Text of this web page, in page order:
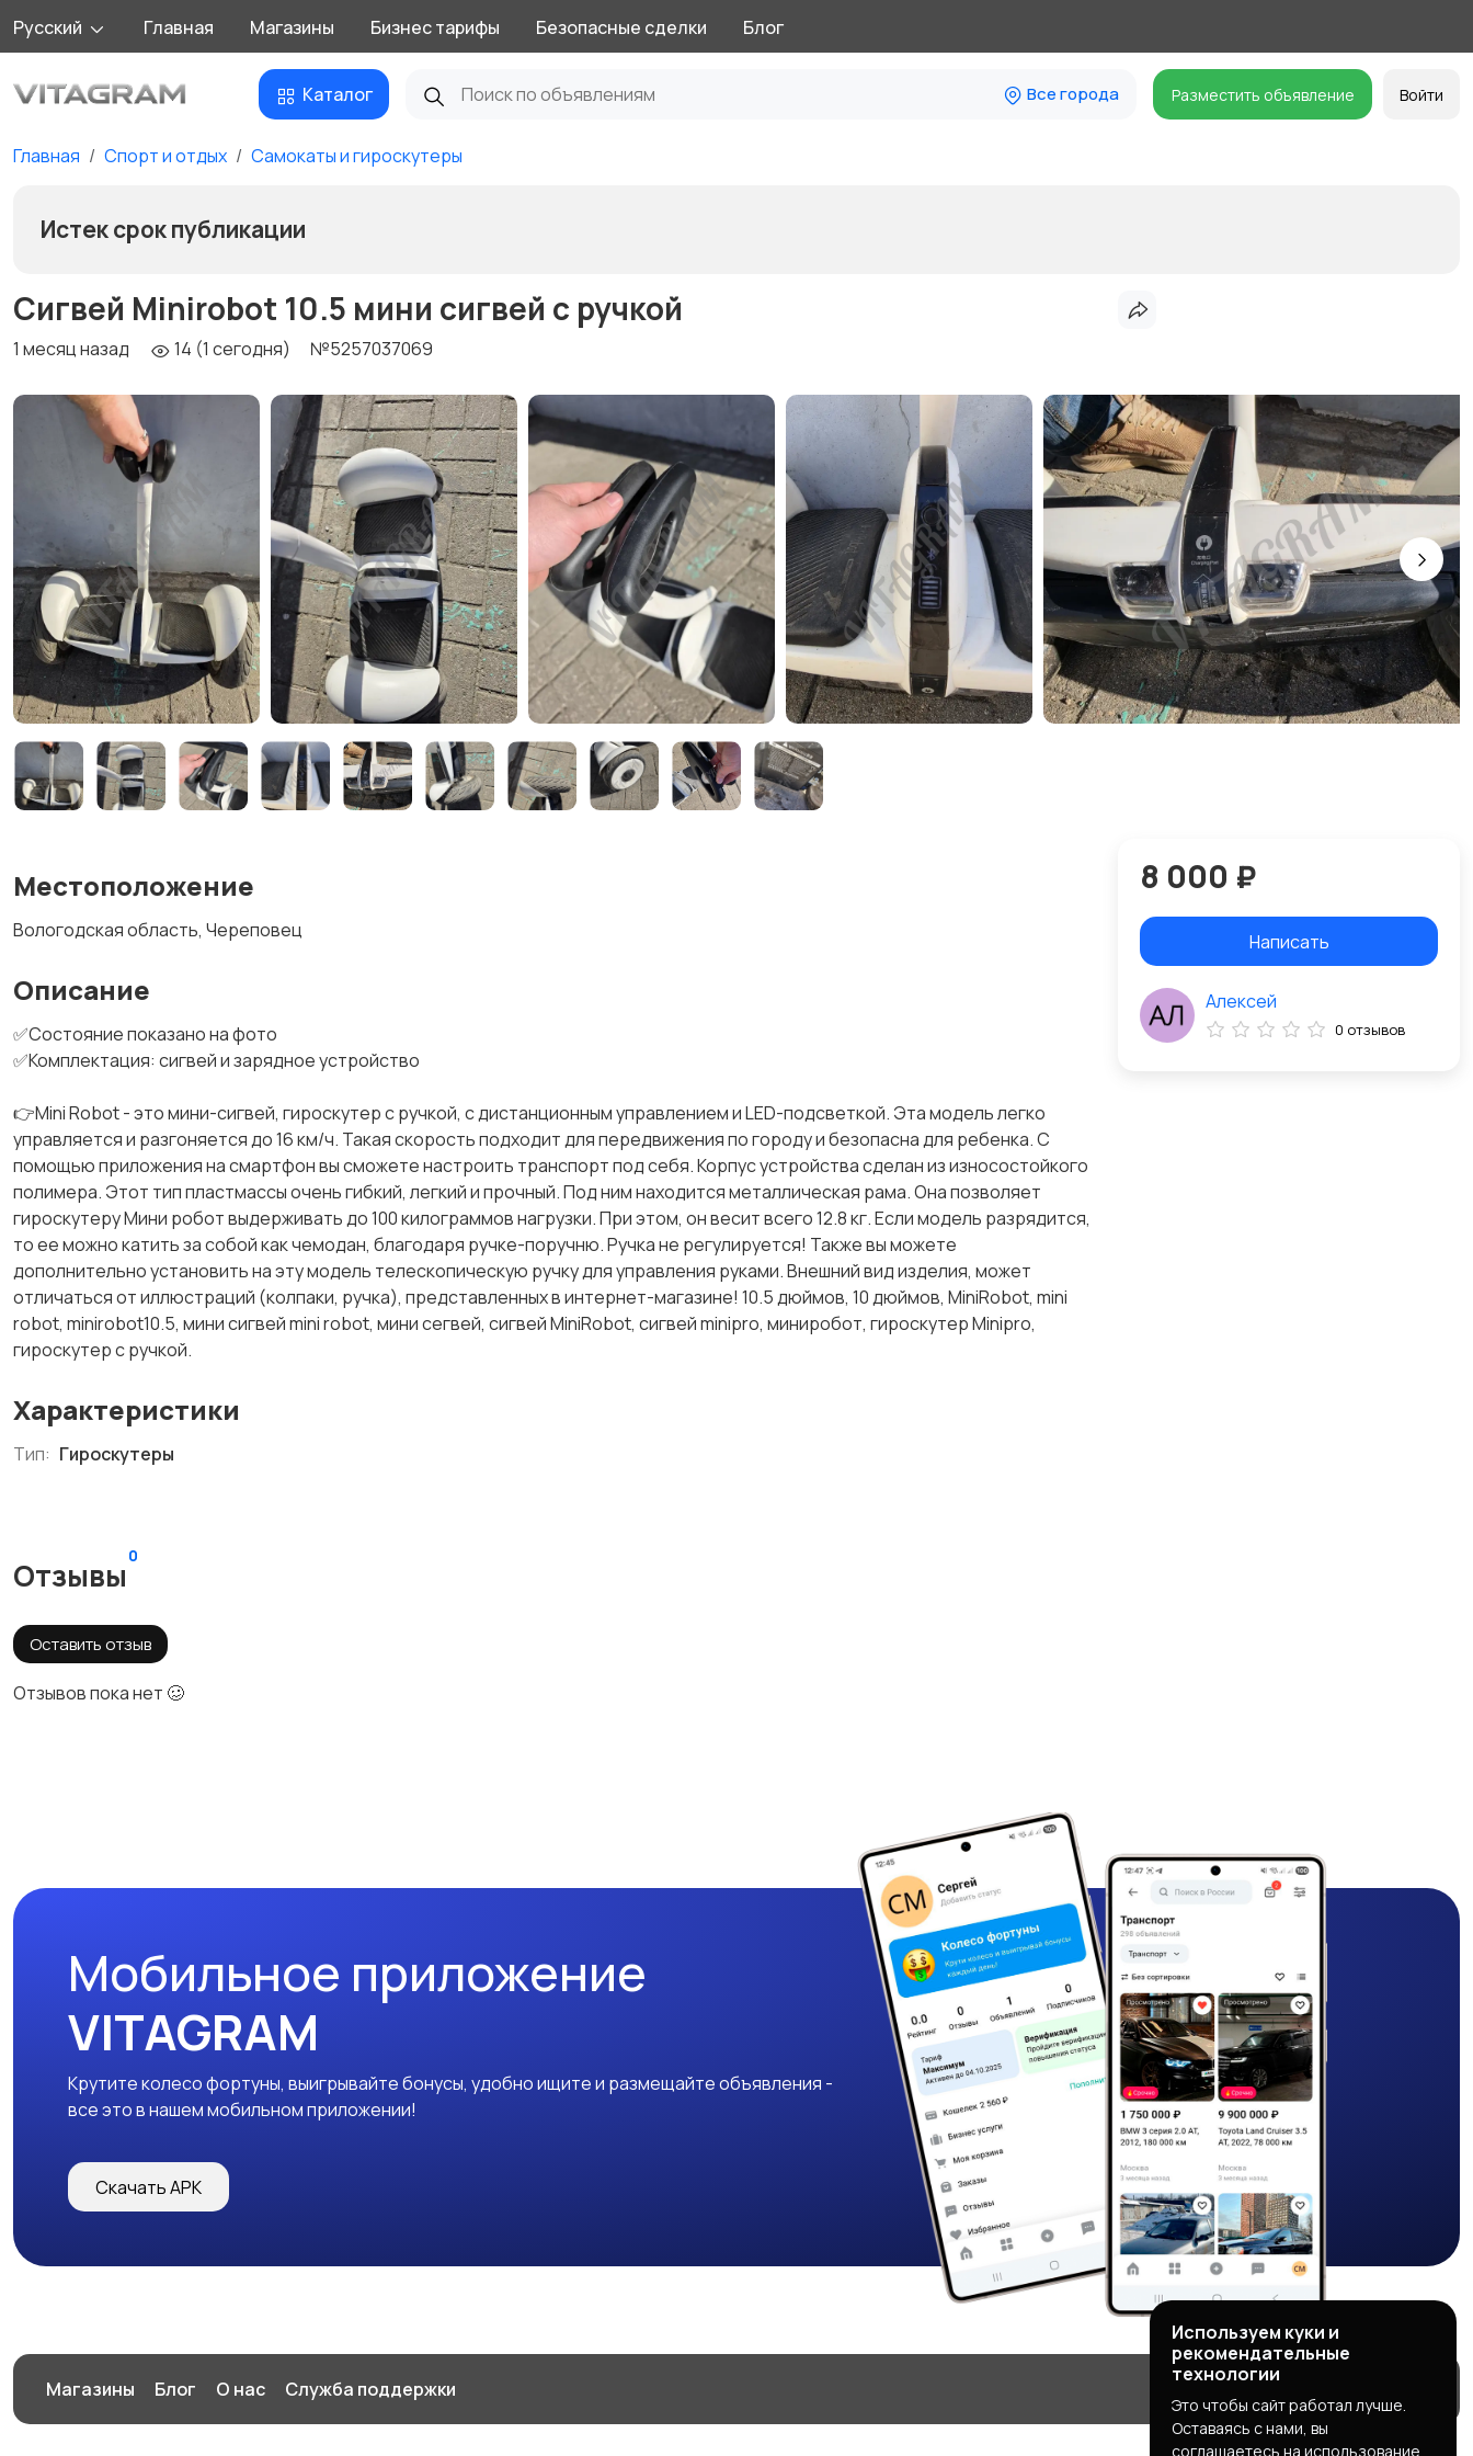
Русский Главная Магазины Бизнес тарифы Безопасные сделки Блог
Каталог Все города Разместить объявление Войти
Главная Спорт и отдых Самокаты и гироскутеры
Истек срок публикации
Сигвей Minirobot 10.5 мини сигвей с ручкой
1 месяц назад 14 (1 сегодня) №5257037069
Местоположение
Вологодская область, Череповец
Описание
✅Состояние показано на фото
✅Комплектация: сигвей и зарядное устройство
👉Mini Robot - это мини-сигвей, гироскутер с ручкой, с дистанционным управлением и LED-подсветкой. Эта модель легко
управляется и разгоняется до 16 км/ч. Такая скорость подходит для передвижения по городу и безопасна для ребенка. С
помощью приложения на смартфон вы сможете настроить транспорт под себя. Корпус устройства сделан из износостойкого
полимера. Этот тип пластмассы очень гибкий, легкий и прочный. Под ним находится металлическая рама. Она позволяет
гироскутеру Мини робот выдерживать до 100 килограммов нагрузки. При этом, он весит всего 12.8 кг. Если модель разрядится,
то ее можно катить за собой как чемодан, благодаря ручке-поручню. Ручка не регулируется! Также вы можете
дополнительно установить на эту модель телескопическую ручку для управления руками. Внешний вид изделия, может
отличаться от иллюстраций (колпаки, ручка), представленных в интернет-магазине! 10.5 дюймов, 10 дюймов, MiniRobot, mini
robot, minirobot10.5, мини сигвей mini robot, мини сегвей, сигвей MiniRobot, сигвей minipro, миниробот, гироскутер Minipro,
гироскутер с ручкой.
Характеристики
Тип: Гироскутеры
Отзывы
0
Оставить отзыв
Отзывов пока нет 🥴
8 000 ₽
Написать
Алексей
0 отзывов
Мобильное приложение
VITAGRAM
Крутите колесо фортуны, выигрывайте бонусы, удобно ищите и размещайте объявления -
все это в нашем мобильном приложении!
Скачать APK
Магазины Блог О нас Служба поддержки
Используем куки и
рекомендательные
технологии
Это чтобы сайт работал лучше.
Оставаясь с нами, вы
соглашаетесь на использование